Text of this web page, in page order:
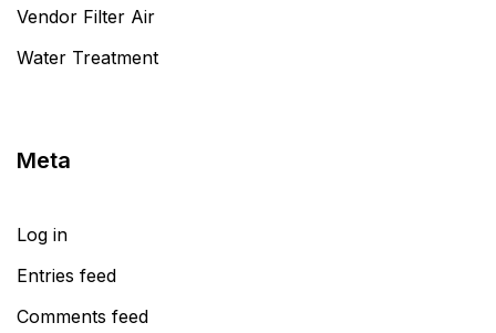
Vendor Filter Air
Water Treatment
Meta
Log in
Entries feed
Comments feed